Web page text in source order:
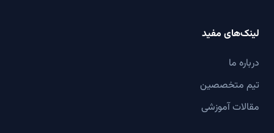
لینک‌های مفید
درباره ما
تیم متخصصین
مقالات آموزشی